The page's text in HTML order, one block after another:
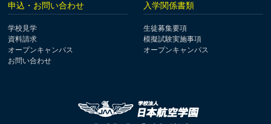
申込・お問い合わせ
学校見学
資料請求
オープンキャンパス
お問い合わせ
入学関係書類
生徒募集要項
模擬試験実施事項
オープンキャンパス